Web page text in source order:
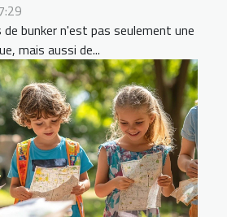
bunker n'est pas seulement une
mais aussi de...